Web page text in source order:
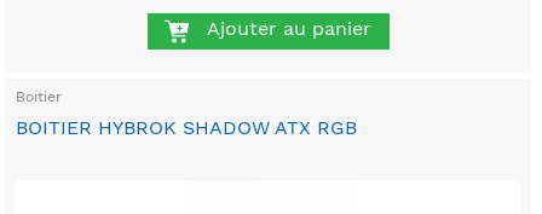
Ajouter au panier
Boitier
BOITIER HYBROK SHADOW ATX RGB